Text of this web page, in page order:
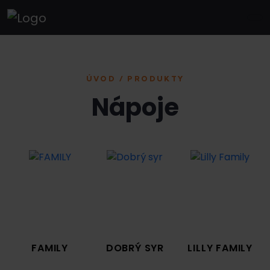
ÚVOD / PRODUKTY
Nápoje
FAMILY DOBRÝ SYR LILLY FAMILY